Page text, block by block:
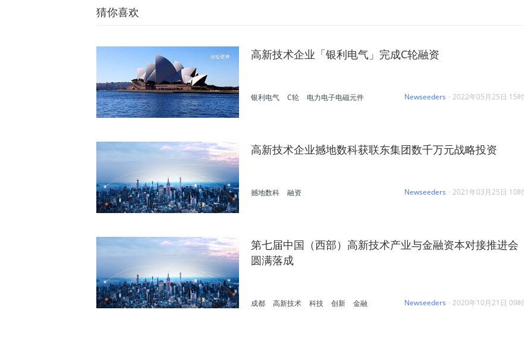
猜你喜欢
高新技术企业「银利电气」完成C轮融资
Newseeders · 2022年05月25日 15时
银利电气 C轮 电力电子电磁元件
高新技术企业撼地数科获联东集团数千万元战略投资
Newseeders · 2021年03月25日 10时
撼地数科 融资
第七届中国（西部）高新技术产业与金融资本对接推进会
圆满落成
Newseeders · 2020年10月21日 09时
成都 高新技术 科技 创新 金融